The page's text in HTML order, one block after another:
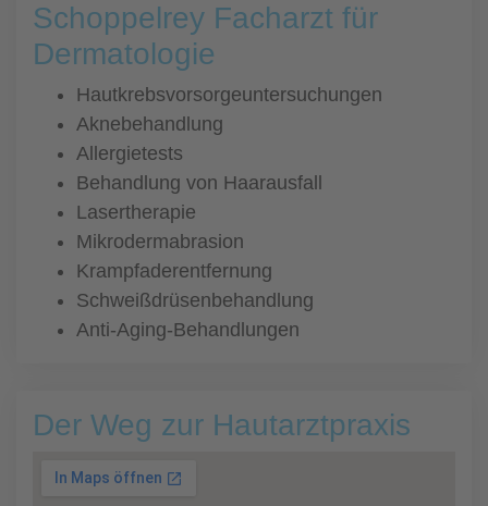
Schoppelrey Facharzt für
Dermatologie
Hautkrebsvorsorgeuntersuchungen
Aknebehandlung
Allergietests
Behandlung von Haarausfall
Lasertherapie
Mikrodermabrasion
Krampfaderentfernung
Schweißdrüsenbehandlung
Anti-Aging-Behandlungen
Der Weg zur Hautarztpraxis